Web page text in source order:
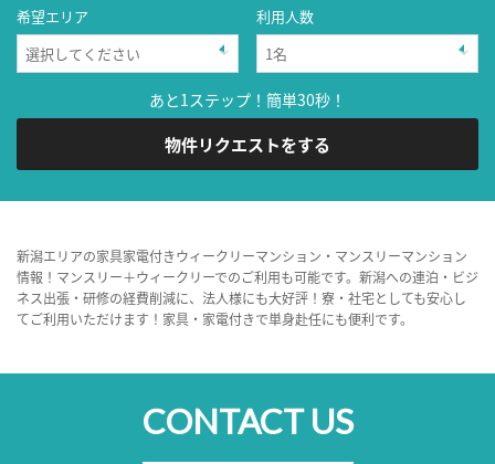
希望エリア
利用人数
あと1ステップ！簡単30秒！
物件リクエストをする
新潟エリアの家具家電付きウィークリーマンション・マンスリーマンション
情報！マンスリー＋ウィークリーでのご利用も可能です。新潟への連泊・ビジ
ネス出張・研修の経費削減に、法人様にも大好評！寮・社宅としても安心し
てご利用いただけます！家具・家電付きで単身赴任にも便利です。
CONTACT US